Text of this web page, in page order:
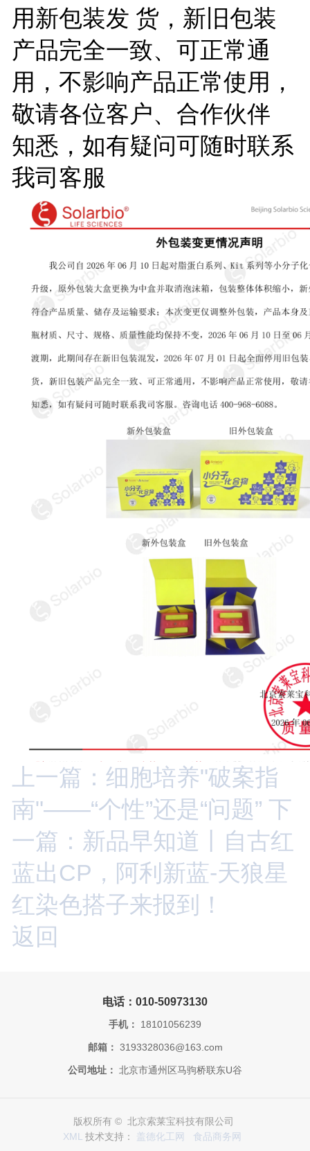
用新包装发 货，新旧包装
产品完全一致、可正常通
用，不影响产品正常使用，
敬请各位客户、合作伙伴
知悉，如有疑问可随时联系
我司客服
上一篇：细胞培养"破案指
南"——“个性”还是“问题” 下
一篇：新品早知道丨自古红
蓝出CP，阿利新蓝-天狼星
红染色搭子来报到！
返回
电话：010-50973130
手机： 18101056239
邮箱： 3193328036@163.com
公司地址： 北京市通州区马驹桥联东U谷
版权所有 © 北京索莱宝科技有限公司
XML 技术支持： 盖德化工网 食品商务网